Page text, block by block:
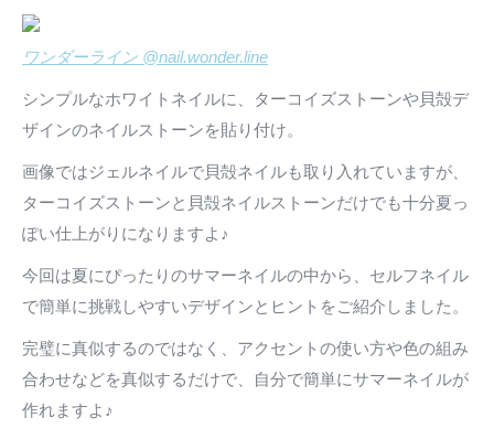
ワンダーライン @nail.wonder.line
シンプルなホワイトネイルに、ターコイズストーンや貝殻デ
ザインのネイルストーンを貼り付け。
画像ではジェルネイルで貝殻ネイルも取り入れていますが、
ターコイズストーンと貝殻ネイルストーンだけでも十分夏っ
ぽい仕上がりになりますよ♪
今回は夏にぴったりのサマーネイルの中から、セルフネイル
で簡単に挑戦しやすいデザインとヒントをご紹介しました。
完璧に真似するのではなく、アクセントの使い方や色の組み
合わせなどを真似するだけで、自分で簡単にサマーネイルが
作れますよ♪